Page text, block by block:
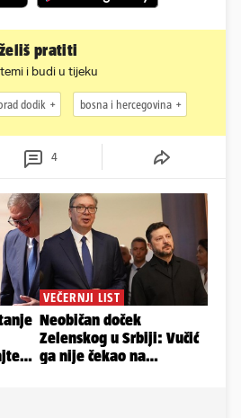
pratiti
i budi u tijeku
dodik bosna i hercegovina
4